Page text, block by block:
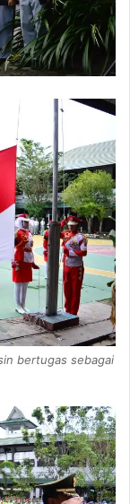
bertugas sebagai